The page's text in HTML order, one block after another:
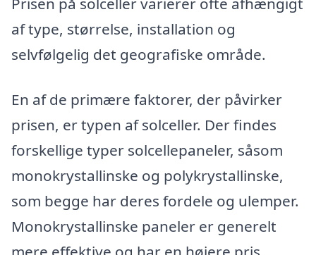
af type, størrelse, installation og
selvfølgelig det geografiske område.
En af de primære faktorer, der påvirker
prisen, er typen af solceller. Der findes
forskellige typer solcellepaneler, såsom
monokrystallinske og polykrystallinske,
som begge har deres fordele og ulemper.
Monokrystallinske paneler er generelt